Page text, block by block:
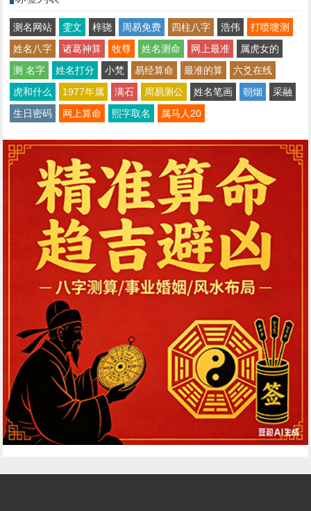
测名网站 雯文 梓骁 周易免费 四柱八字 浩伟
打喷嚏测
姓名八字
诸葛神算 牧尊 姓名测命 网上最准
属虎女的
测 名字
姓名打分 小梵 易经算命 最准的算
六爻在线
虎和什么
1977年属 满石 周易测公 姓名笔画 朝烟
采融
生日密码
网上算命 熙字取名 属马人20